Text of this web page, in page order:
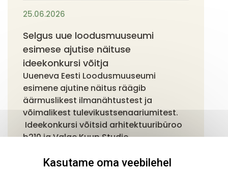
25.06.2026
Selgus uue loodusmuuseumi
esimese ajutise näituse
ideekonkursi võitja
Uueneva Eesti Loodusmuuseumi
esimene ajutine näitus räägib
äärmuslikest ilmanähtustest ja
võimalikest tulevikustsenaariumitest.
Ideekonkursi võitsid arhitektuuribüroo
b210 ja Valge Kuup Studio.
Kasutame oma veebilehel